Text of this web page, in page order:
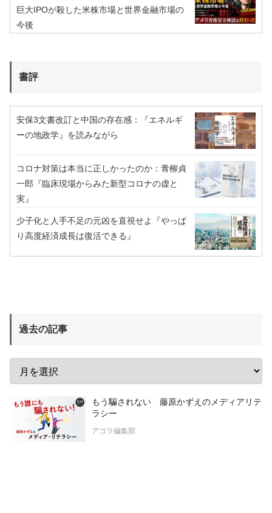
巨大IPOが殺した米株市場と世界金融市場の
今後
書評
安保3文書改訂と中国の存在感：『エネルギ
ーの地政学』を読みながら
コロナ対策は本当に正しかったのか：青柳貞
一郎『臨床現場からみた新型コロナの虚と
実』
少子化と人手不足の元凶を直視せよ『やっぱ
り高度経済成長は復活できる』
過去の記事
もう騙されない 藤原かずえのメディアリテ
ラシー
アゴラ編集部